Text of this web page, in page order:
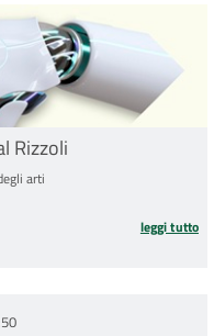
Rizzoli
arti
leggi tutto